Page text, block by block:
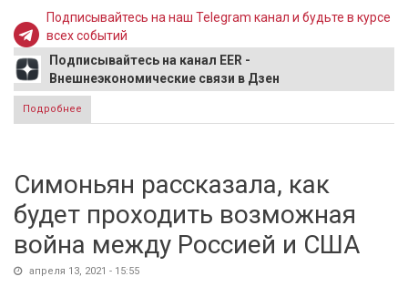
Подписывайтесь на наш Telegram канал и будьте в курсе
всех событий
Подписывайтесь на канал EER -
Внешнеэкономические связи в Дзен
Подробнее
по кибербезопасности в ООН
Симоньян рассказала, как
будет проходить возможная
война между Россией и США
апреля 13, 2021 - 15:55